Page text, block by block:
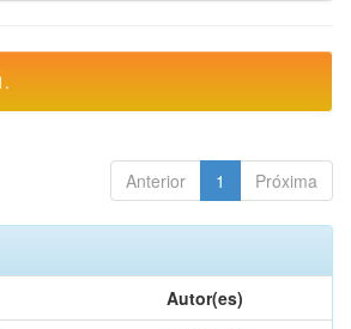
Anterior 1 Próxima
Autor(es)